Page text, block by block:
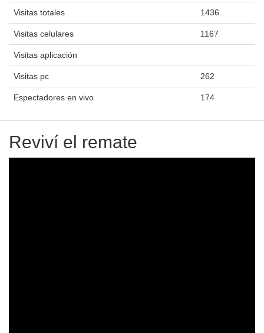
Visitas totales 1436
Visitas celulares 1167
Visitas aplicación
Visitas pc 262
Espectadores en vivo 174
Reviví el remate